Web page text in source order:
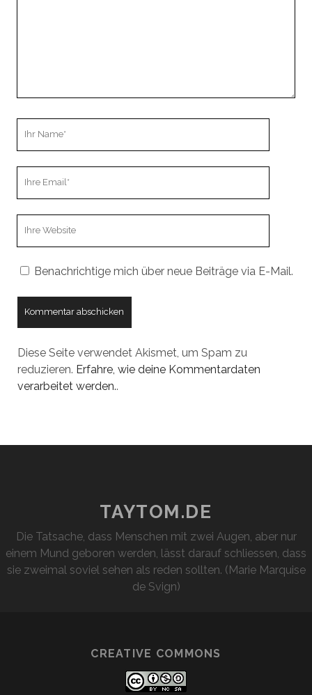
Benachrichtige mich über neue Beiträge via E-Mail.
Diese Seite verwendet Akismet, um Spam zu
reduzieren. Erfahre, wie deine Kommentardaten
verarbeitet werden..
TAYTOM.DE
Die Tatsache, dass Menschen mit zwei Augen, aber nur
einem Mund geboren werden, lässt darauf schliessen, dass
sie zweimal soviel sehen als reden sollten. (Marie Marquise
de Svign)
CREATIVE COMMONS